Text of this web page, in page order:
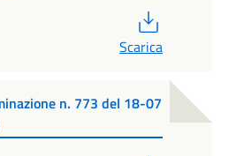
Scarica
n. 773 del 18-07